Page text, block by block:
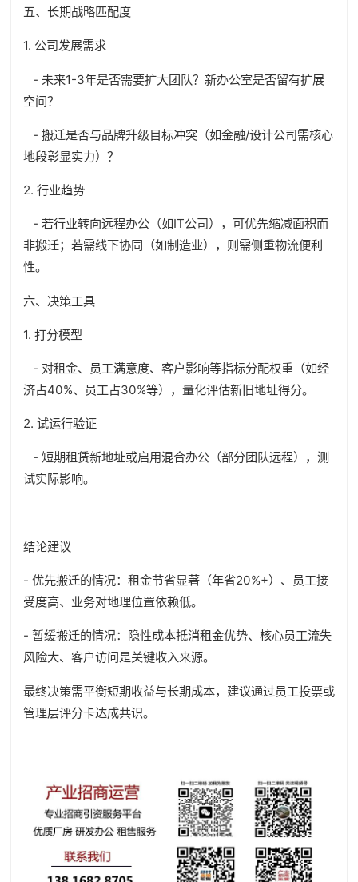
五、长期战略匹配度
1. 公司发展需求
- 未来1-3年是否需要扩大团队？新办公室是否留有扩展
空间？
- 搬迁是否与品牌升级目标冲突（如金融/设计公司需核心
地段彰显实力）？
2. 行业趋势
- 若行业转向远程办公（如IT公司），可优先缩减面积而
非搬迁；若需线下协同（如制造业），则需侧重物流便利
性。
六、决策工具
1. 打分模型
- 对租金、员工满意度、客户影响等指标分配权重（如经
济占40%、员工占30%等），量化评估新旧地址得分。
2. 试运行验证
- 短期租赁新地址或启用混合办公（部分团队远程），测
试实际影响。
结论建议
- 优先搬迁的情况：租金节省显著（年省20%+）、员工接
受度高、业务对地理位置依赖低。
- 暂缓搬迁的情况：隐性成本抵消租金优势、核心员工流失
风险大、客户访问是关键收入来源。
最终决策需平衡短期收益与长期成本，建议通过员工投票或
管理层评分卡达成共识。